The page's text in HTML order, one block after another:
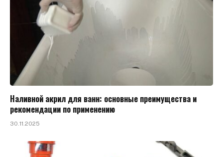
Наливной акрил для ванн: основные преимущества и
рекомендации по применению
30.11.2025